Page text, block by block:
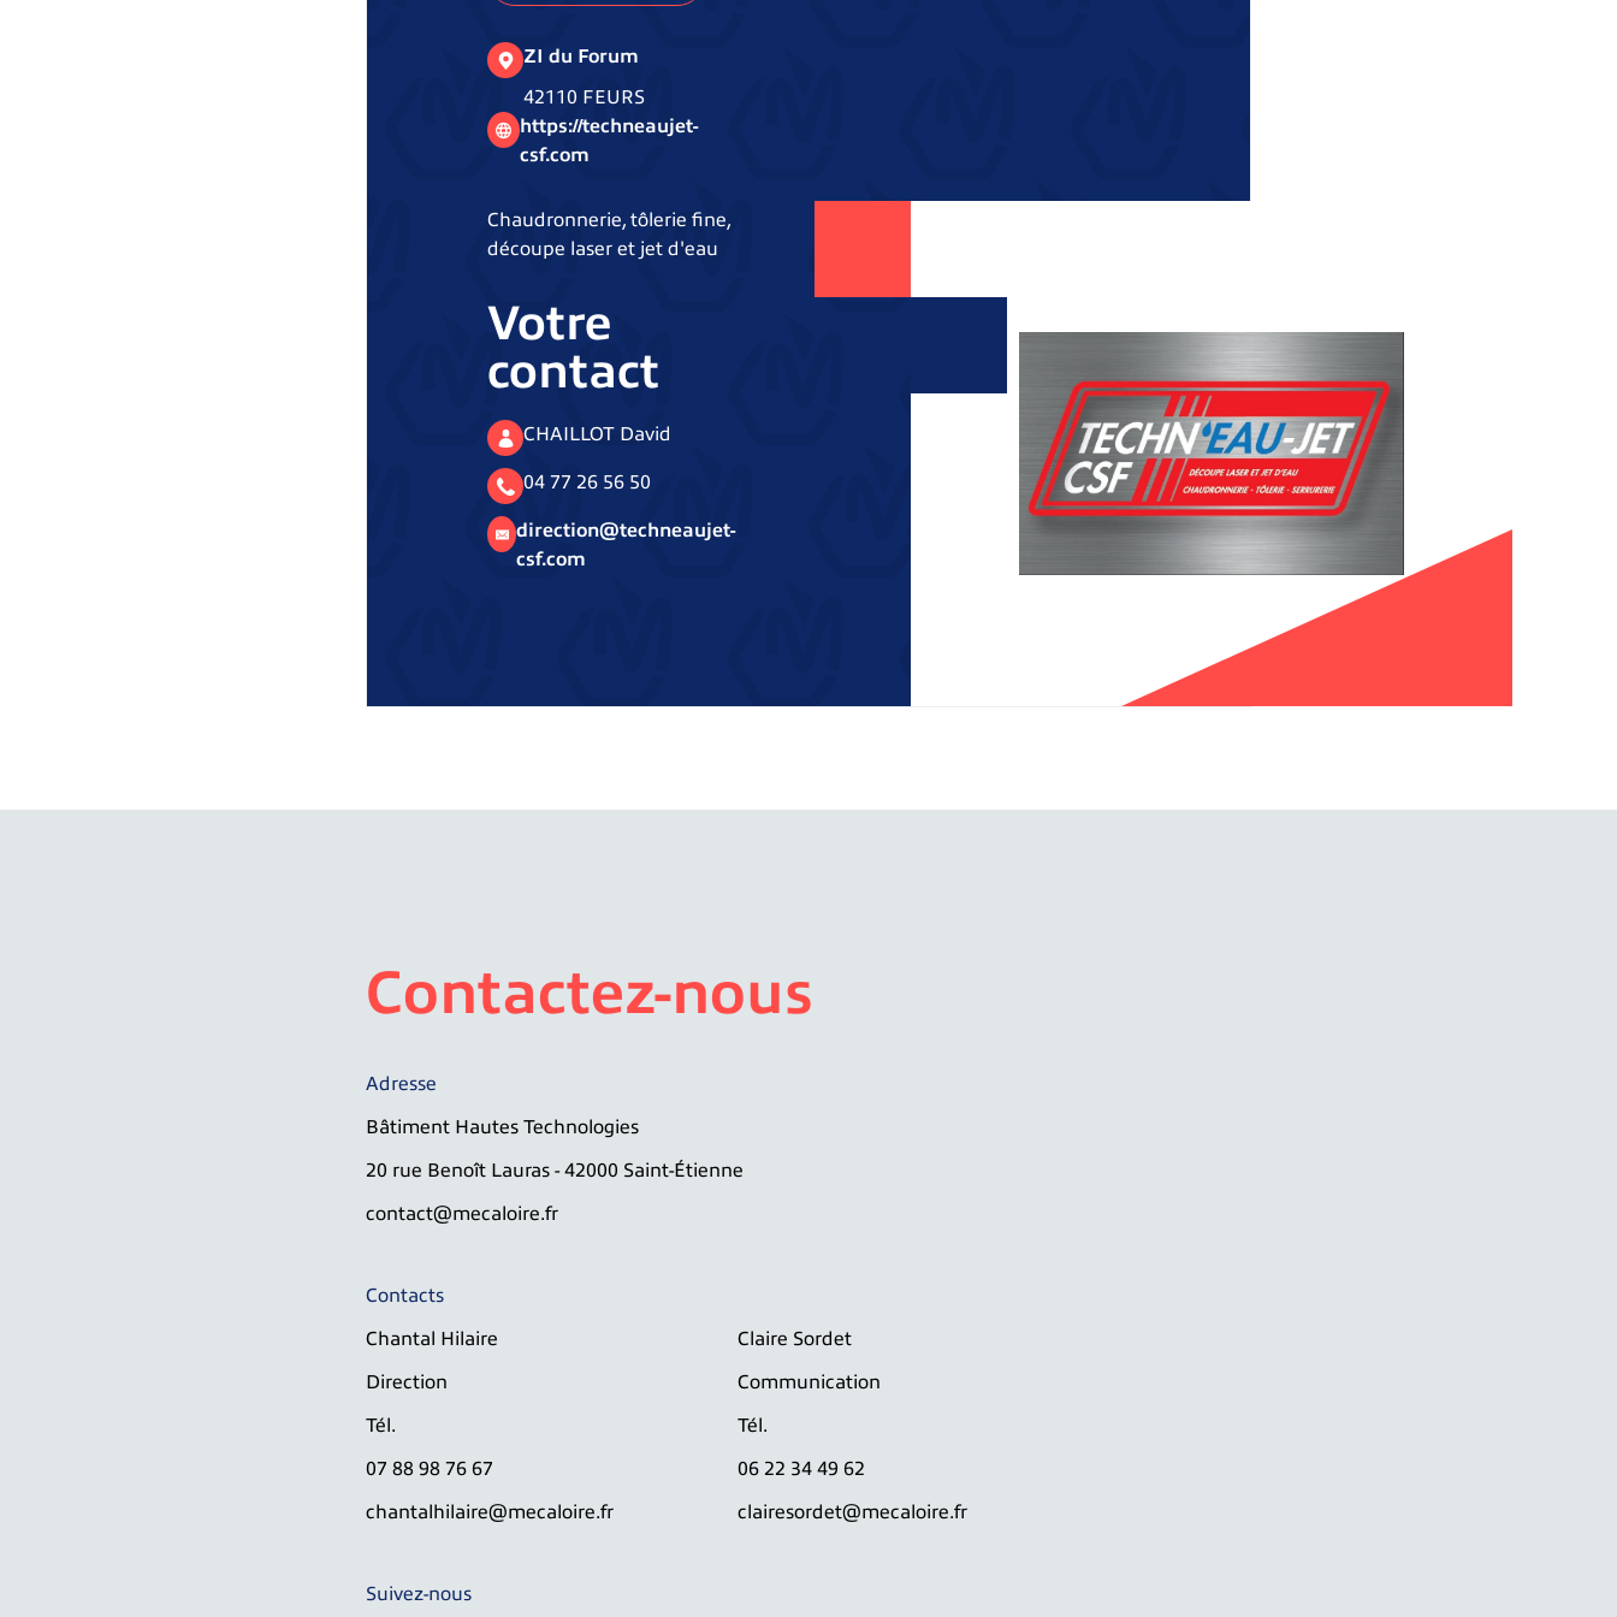
ZI du Forum
42110 FEURS
https://techneaujet-
csf.com
Chaudronnerie, tôlerie fine,
découpe laser et jet d'eau
Votre
contact
CHAILLOT David
04 77 26 56 50
direction@techneaujet-
csf.com
Contactez-nous
Adresse
Bâtiment Hautes Technologies
20 rue Benoît Lauras - 42000 Saint-Étienne
contact@mecaloire.fr
Contacts
Chantal Hilaire
Direction
Tél.
07 88 98 76 67
chantalhilaire@mecaloire.fr
Claire Sordet
Communication
Tél.
06 22 34 49 62
clairesordet@mecaloire.fr
Suivez-nous